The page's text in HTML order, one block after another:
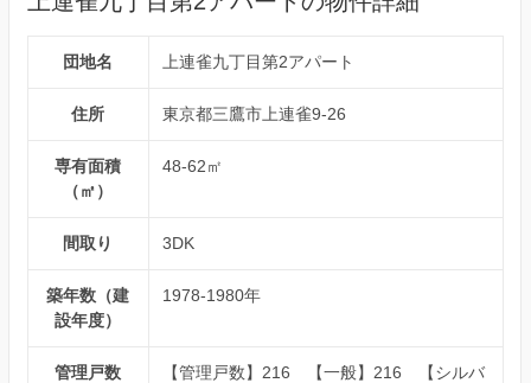
団地名 上連雀九丁目第2アパート
住所 東京都三鷹市上連雀9-26
専有面積
（㎡）
48-62㎡
間取り 3DK
築年数（建
設年度）
1978-1980年
管理戸数
【管理戸数】216 【一般】216 【シルバ